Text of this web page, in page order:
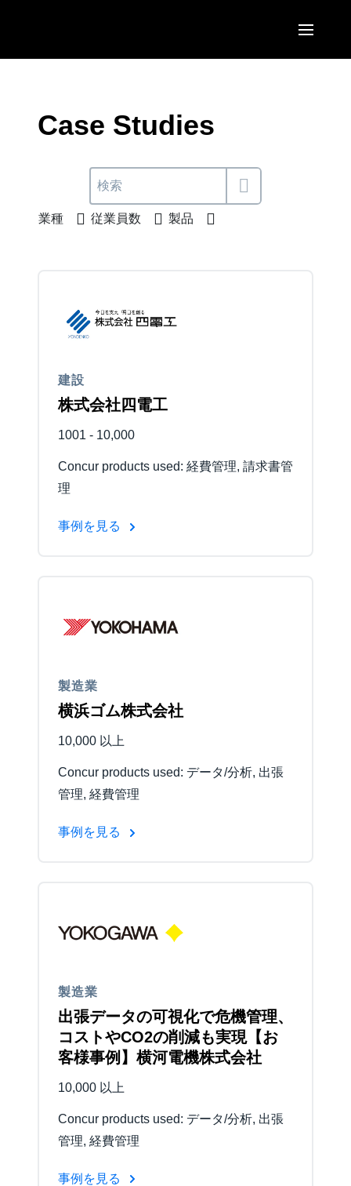
United States (English)
Canada (Français)
México (Español)
EUROPE
France (Français)
Deutschland (Deutsch)
Sweden (English)
Belgium (English)
ASIA PACIFIC
Australia (English)
Case Studies
業種 従業員数 製品
建設
株式会社四電工
1001 - 10,000
Concur products used: 経費管理, 請求書管
理
事例を見る
製造業
横浜ゴム株式会社
10,000 以上
Concur products used: データ/分析, 出張
管理, 経費管理
事例を見る
製造業
出張データの可視化で危機管理、
コストやCO2の削減も実現【お
客様事例】横河電機株式会社
10,000 以上
Concur products used: データ/分析, 出張
管理, 経費管理
事例を見る